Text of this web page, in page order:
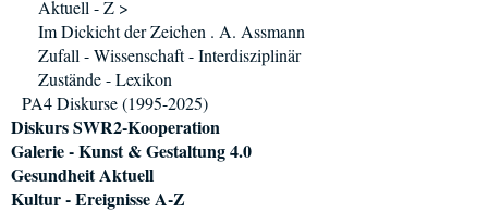
Aktuell - Z >
Im Dickicht der Zeichen . A. Assmann
Zufall - Wissenschaft - Interdisziplinär
Zustände - Lexikon
PA4 Diskurse (1995-2025)
Diskurs SWR2-Kooperation
Galerie - Kunst & Gestaltung 4.0
Gesundheit Aktuell
Kultur - Ereignisse A-Z